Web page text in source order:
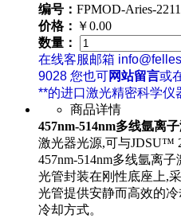
编号： FPMOD-Aries-
价格： ￥0.00
数量：
在线客服邮箱
9028 您也可网站留言或
**的进口激光精密科学仪
商品详情
457nm-514nm多线氩离
激光器光源,可与JDSU™
457nm-514nm多线氩离
光管封装在刚性底座上,
光管提供安静而高效的
冷却方式。